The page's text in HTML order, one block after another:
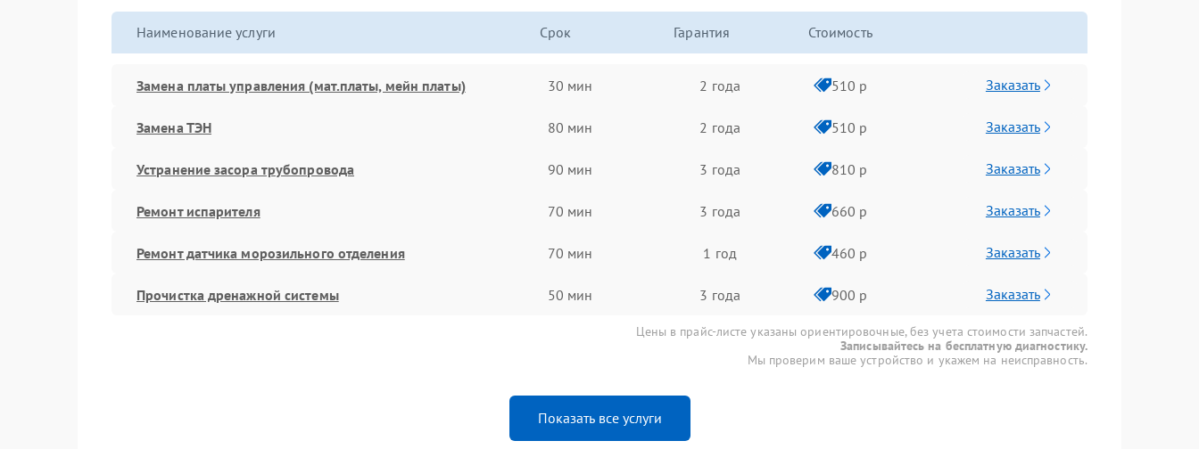
Наименование услуги Срок Гарантия Стоимость
Замена платы управления (мат.платы, мейн платы) 30 мин 2 года 510 р Заказать
Замена ТЭН 80 мин 2 года 510 р Заказать
Устранение засора трубопровода 90 мин 3 года 810 р Заказать
Ремонт испарителя 70 мин 3 года 660 р Заказать
Ремонт датчика морозильного отделения 70 мин 1 год 460 р Заказать
Прочистка дренажной системы 50 мин 3 года 900 р Заказать
Цены в прайс-листе указаны ориентировочные, без учета стоимости запчастей.
Записывайтесь на бесплатную диагностику.
Мы проверим ваше устройство и укажем на неисправность.
Показать все услуги